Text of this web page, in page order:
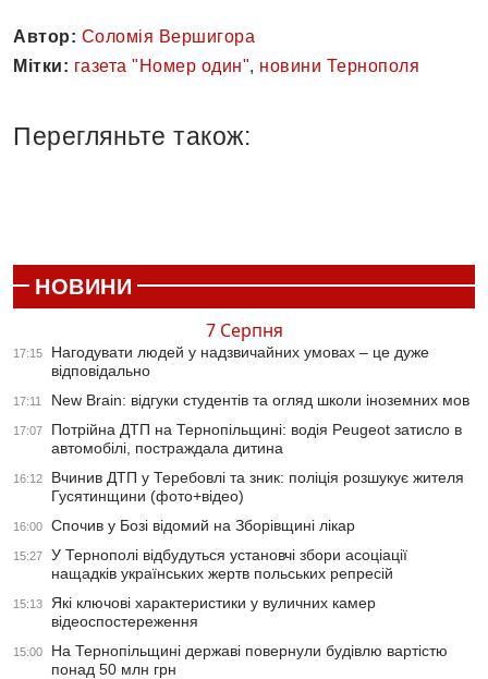
Автор: Соломія Вершигора
Мітки: газета "Номер один", новини Тернополя
Перегляньте також:
НОВИНИ
7 Серпня
17:15
Нагодувати людей у надзвичайних умовах – це дуже
відповідально
17:11 New Brain: відгуки студентів та огляд школи іноземних мов
17:07
Потрійна ДТП на Тернопільщині: водія Peugeot затисло в
автомобілі, постраждала дитина
16:12
Вчинив ДТП у Теребовлі та зник: поліція розшукує жителя
Гусятинщини (фото+відео)
16:00 Спочив у Бозі відомий на Зборівщині лікар
15:27
У Тернополі відбудуться установчі збори асоціації
нащадків українських жертв польських репресій
15:13
Які ключові характеристики у вуличних камер
відеоспостереження
15:00
На Тернопільщині державі повернули будівлю вартістю
понад 50 млн грн